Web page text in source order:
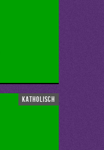
katholisch